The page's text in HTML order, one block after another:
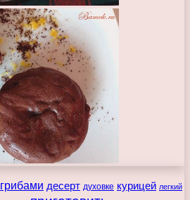
грибами десерт духовке курицей легкий